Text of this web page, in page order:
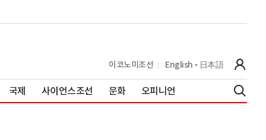
이코노미조선 English 日本語
국제 사이언스조선 문화 오피니언